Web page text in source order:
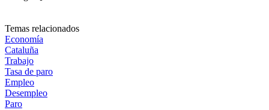
Temas relacionados
Economía
Cataluña
Trabajo
Tasa de paro
Empleo
Desempleo
Paro